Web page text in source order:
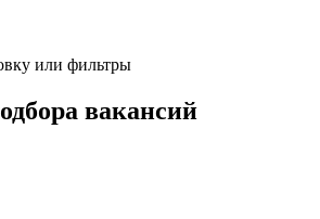
или фильтры
вакансий